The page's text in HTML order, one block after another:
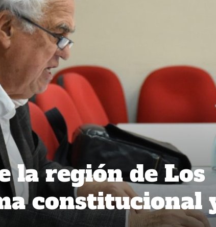
la región de Los
constitucional